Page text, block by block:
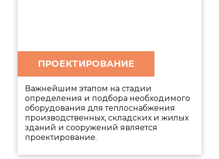
ПРОЕКТИРОВАНИЕ
Важнейшим этапом на стадии
определения и подбора необходимого
оборудования для теплоснабжения
производственных, складских и жилых
зданий и сооружений является
проектирование.